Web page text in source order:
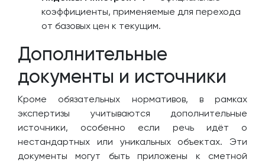
коэффициенты, применяемые для перехода
от базовых цен к текущим.
Дополнительные
документы и источники
Кроме обязательных нормативов, в рамках
экспертизы учитываются дополнительные
источники, особенно если речь идёт о
нестандартных или уникальных объектах. Эти
документы могут быть приложены к сметной